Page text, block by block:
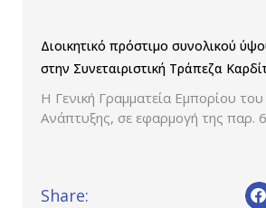
Διοικητικό πρόστιμο συνολικού
στην Συνεταιριστική Τράπεζα
Η Γενική Γραμματεία Εμπορίου
Ανάπτυξης, σε εφαρμογή της παρ.
Share: